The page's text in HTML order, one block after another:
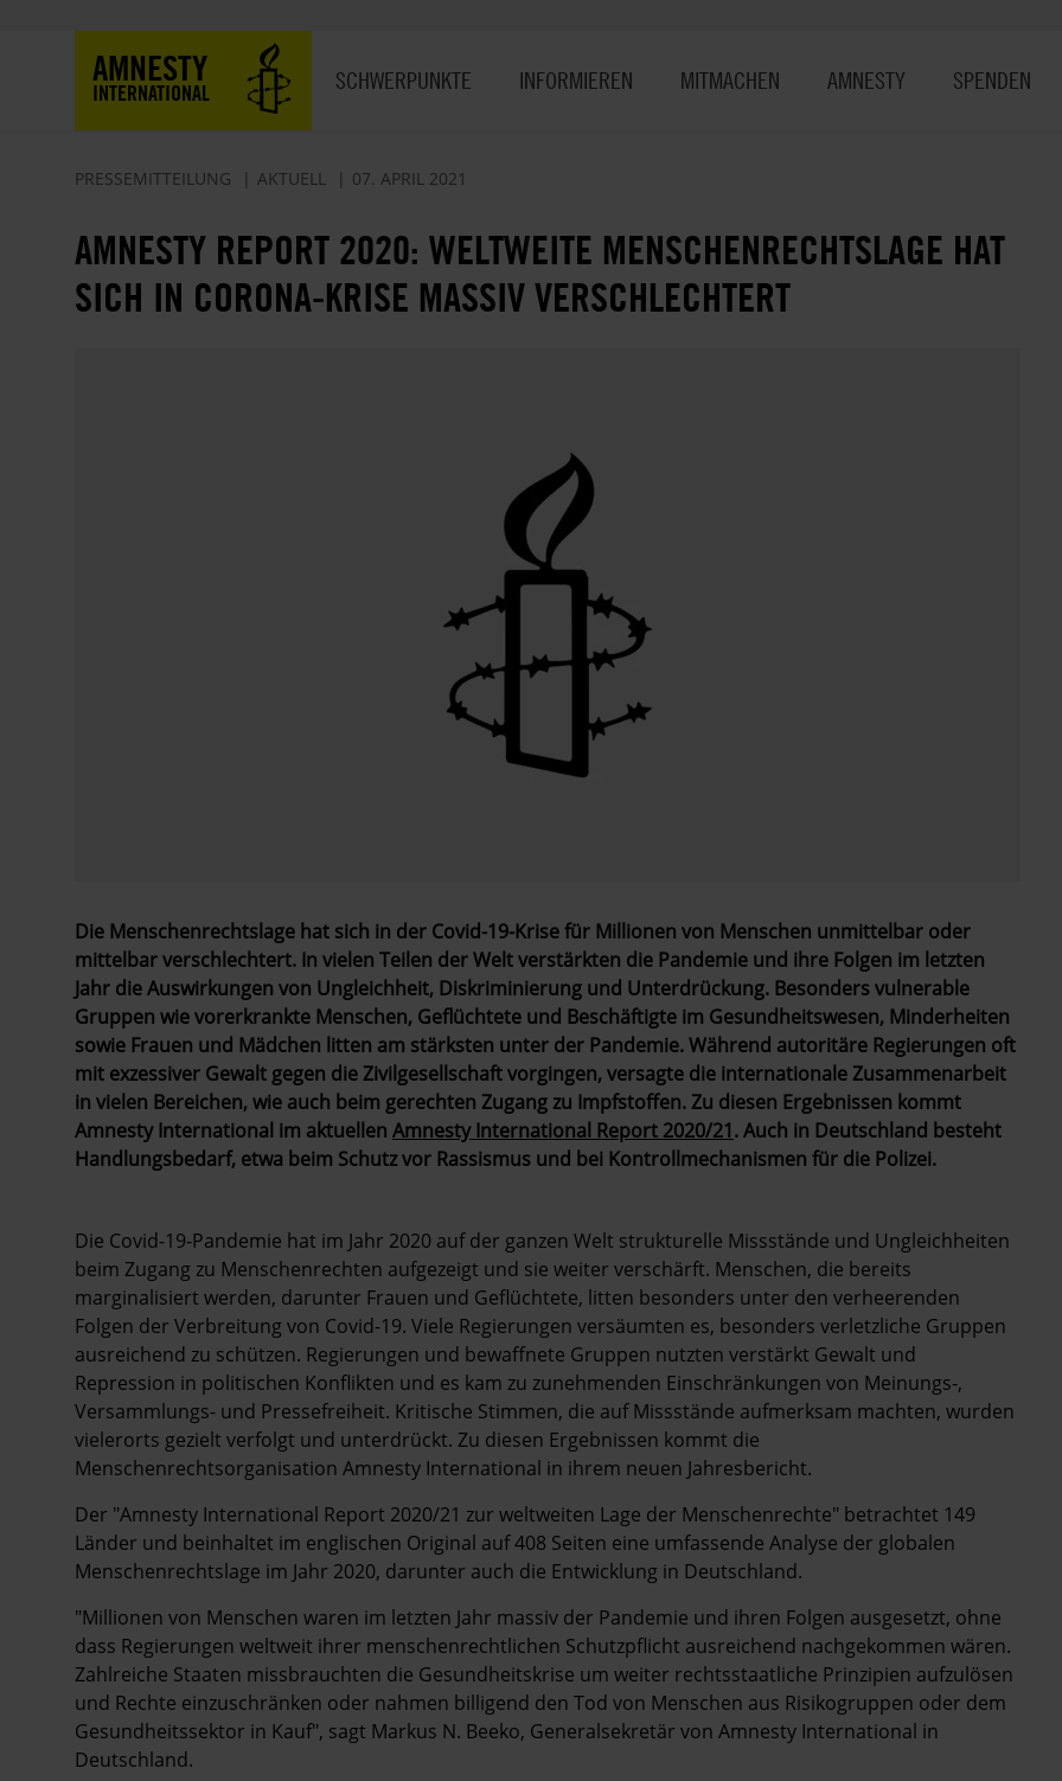
AMNESTY
INTERNATIONAL SCHWERPUNKTE INFORMIEREN MITMACHEN AMNESTY SPENDEN
PRESSEMITTEILUNG AKTUELL 07. APRIL 2021
AMNESTY REPORT 2020: WELTWEITE MENSCHENRECHTSLAGE HAT
SICH IN CORONA-KRISE MASSIV VERSCHLECHTERT
Die Menschenrechtslage hat sich in der Covid-19-Krise für Millionen von Menschen unmittelbar oder
mittelbar verschlechtert. In vielen Teilen der Welt verstärkten die Pandemie und ihre Folgen im letzten
Jahr die Auswirkungen von Ungleichheit, Diskriminierung und Unterdrückung. Besonders vulnerable
Gruppen wie vorerkrankte Menschen, Geflüchtete und Beschäftigte im Gesundheitswesen, Minderheiten
sowie Frauen und Mädchen litten am stärksten unter der Pandemie. Während autoritäre Regierungen oft
mit exzessiver Gewalt gegen die Zivilgesellschaft vorgingen, versagte die internationale Zusammenarbeit
in vielen Bereichen, wie auch beim gerechten Zugang zu Impfstoffen. Zu diesen Ergebnissen kommt
Amnesty International im aktuellen Amnesty International Report 2020/21. Auch in Deutschland besteht
Handlungsbedarf, etwa beim Schutz vor Rassismus und bei Kontrollmechanismen für die Polizei.
Die Covid-19-Pandemie hat im Jahr 2020 auf der ganzen Welt strukturelle Missstände und Ungleichheiten
beim Zugang zu Menschenrechten aufgezeigt und sie weiter verschärft. Menschen, die bereits
marginalisiert werden, darunter Frauen und Geflüchtete, litten besonders unter den verheerenden
Folgen der Verbreitung von Covid-19. Viele Regierungen versäumten es, besonders verletzliche Gruppen
ausreichend zu schützen. Regierungen und bewaffnete Gruppen nutzten verstärkt Gewalt und
Repression in politischen Konflikten und es kam zu zunehmenden Einschränkungen von Meinungs-,
Versammlungs- und Pressefreiheit. Kritische Stimmen, die auf Missstände aufmerksam machten, wurden
vielerorts gezielt verfolgt und unterdrückt. Zu diesen Ergebnissen kommt die
Menschenrechtsorganisation Amnesty International in ihrem neuen Jahresbericht.
Der "Amnesty International Report 2020/21 zur weltweiten Lage der Menschenrechte" betrachtet 149
Länder und beinhaltet im englischen Original auf 408 Seiten eine umfassende Analyse der globalen
Menschenrechtslage im Jahr 2020, darunter auch die Entwicklung in Deutschland.
"Millionen von Menschen waren im letzten Jahr massiv der Pandemie und ihren Folgen ausgesetzt, ohne
dass Regierungen weltweit ihrer menschenrechtlichen Schutzpflicht ausreichend nachgekommen wären.
Zahlreiche Staaten missbrauchten die Gesundheitskrise um weiter rechtsstaatliche Prinzipien aufzulösen
und Rechte einzuschränken oder nahmen billigend den Tod von Menschen aus Risikogruppen oder dem
Gesundheitssektor in Kauf", sagt Markus N. Beeko, Generalsekretär von Amnesty International in
Deutschland.